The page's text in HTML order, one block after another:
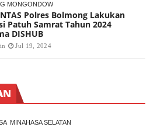
MONGONDOW
Polres Bolmong Lakukan
Patuh Samrat Tahun 2024
DISHUB
Jul 19, 2024
MINAHASA SELATAN